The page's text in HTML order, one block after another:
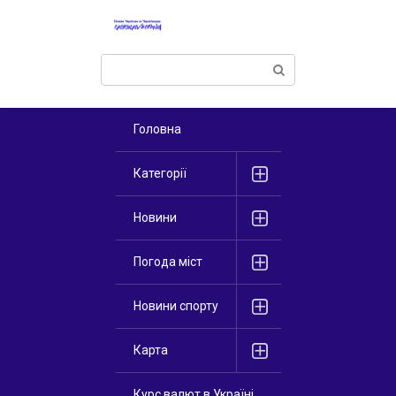
Поиск:
Головна
Категорії
Новини
Погода міст
Новини спорту
Карта